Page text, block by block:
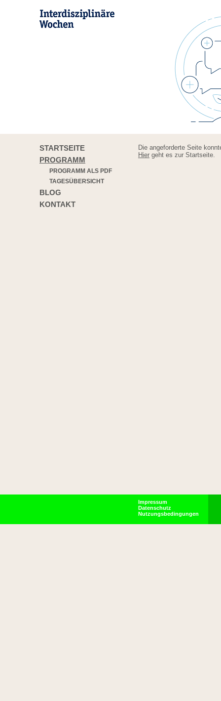
STARTSEITE
PROGRAMM
PROGRAMM ALS PDF
TAGESÜBERSICHT
BLOG
KONTAKT
Die angeforderte Seite
Hier geht es zur Startseite.
Impressum
Datenschutz
Nutzungsbedingungen